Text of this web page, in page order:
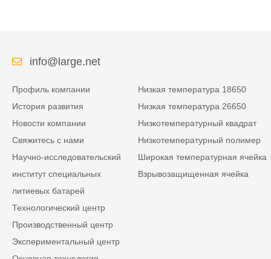
info@large.net
Профиль компании
История развития
Новости компании
Свяжитесь с нами
Научно-исследовательский
институт специальных
литиевых батарей
Технологический центр
Производственный центр
Экспериментальный центр
Низкая температура 18650
Низкая температура 26650
Низкотемпературный квадрат
Низкотемпературный полимер
Широкая температурная ячейка
Взрывозащищенная ячейка